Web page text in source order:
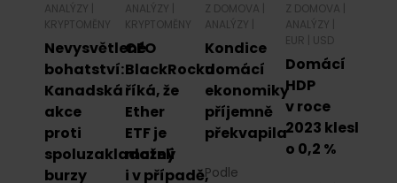
ANALÝZY
KRYPTOMĚNY
Nevysvětlené
bohatství:
Kanadská
akce
proti
spoluzakladateli
burzy
ANALÝZY
KRYPTOMĚNY
CEO
BlackRocku
říká, že
Ether
ETF je
možný
i v případě,
Z DOMOVA
ANALÝZY
Kondice
domácí
ekonomiky
příjemně
překvapila
Podle
Z DOMOVA
ANALÝZY
EUR
USD
Domácí
HDP
v roce
2023 klesl
o 0,2 %